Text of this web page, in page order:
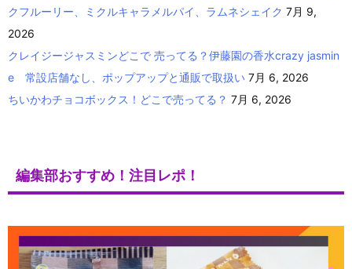
クフルーリー、ミクルキャラメルパイ、ラムネシェイク 7月 9,
2026
クレイジージャスミンどこで 売ってる？伊藤園の香水crazy jasmin
e 常設店舗なし、ポップアップと通販で取扱い 7月 6, 2026
ちいかわチョコボックス！どこで売ってる？ 7月 6, 2026
編集部おすすめ！注目レポ！